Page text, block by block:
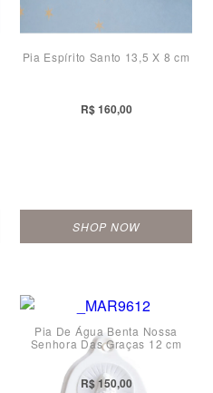
Pia Espírito Santo 13,5 X 8 cm
R$ 160,00
SHOP NOW
Pia De Água Benta Nossa
Senhora Das Graças 12 cm
R$ 150,00